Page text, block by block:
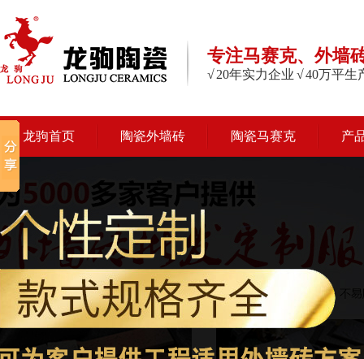
专注马赛克、外墙
√ 20年实力企业 √ 40万平
龙驹首页 陶瓷外墙砖 陶瓷马赛克 产